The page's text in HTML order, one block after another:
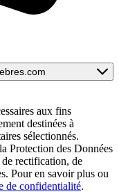
aux fins
destinées à
sélectionnés.
Protection des Données
rectification, de
Pour en savoir plus ou
de confidentialité.